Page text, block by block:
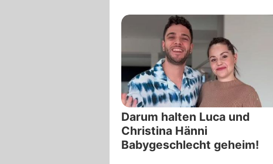
Darum halten Luca und
Christina Hänni
Babygeschlecht geheim!